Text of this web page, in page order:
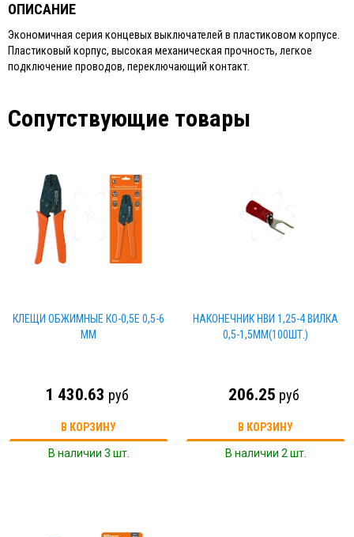
ОПИСАНИЕ
Экономичная серия концевых выключателей в пластиковом корпусе.
Пластиковый корпус, высокая механическая прочность, легкое
подключение проводов, переключающий контакт.
Сопутствующие товары
КЛЕЩИ ОБЖИМНЫЕ КО-0,5Е 0,5-6
ММ
1 430.63 руб
В КОРЗИНУ
В наличии 3 шт.
НАКОНЕЧНИК НВИ 1,25-4 ВИЛКА
0,5-1,5ММ(100ШТ.)
206.25 руб
В КОРЗИНУ
В наличии 2 шт.